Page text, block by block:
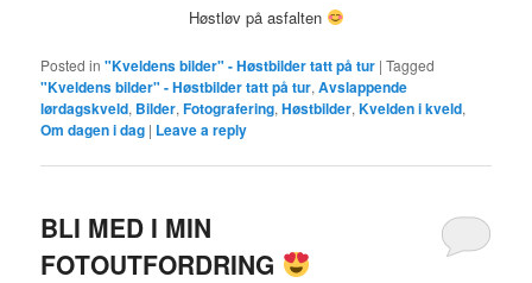
Høstløv på asfalten
Posted in "Kveldens bilder" - Høstbilder tatt på tur |Tagged
"Kveldens bilder" - Høstbilder tatt på tur,Avslappende
lørdagskveld, Bilder,Fotografering,Høstbilder,Kvelden i kveld,
Om dagen i dag | Leave a reply
BLI MED I MIN
FOTOUTFORDRING